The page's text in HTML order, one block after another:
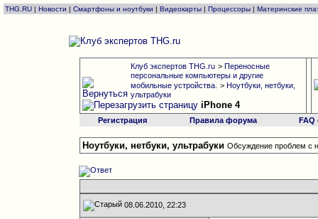
THG.RU | Новости | Смартфоны и ноутбуки | Видеокарты | Процессоры | Материнские
Клуб экспертов THG.ru > Переносные
персональные компьютеры и другие
мобильные устройства. > Ноутбуки, нетбуки,
ультрабуки
iPhone 4
Регистрация Правила форума
Ноутбуки, нетбуки, ультрабуки Обсуждение проблем с
08.06.2010, 22:23